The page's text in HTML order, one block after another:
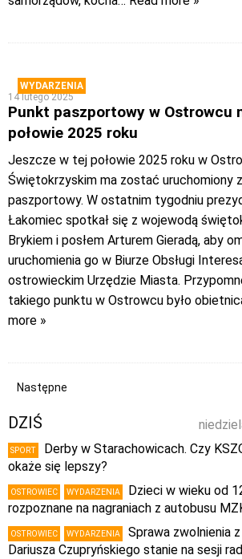
WYDARZENIA
14 lutego 2025
Punkt paszportowy w Ostrowcu
połowie 2025 roku
Jeszcze w tej połowie 2025 roku w
Świętokrzyskim ma zostać uruchomiony
paszportowy. W ostatnim tygodniu
Łakomiec spotkał się z wojewodą
Brykiem i posłem Arturem Gieradą, aby
uruchomienia go w Biurze Obsługi
ostrowieckim Urzędzie Miasta.
takiego punktu w Ostrowcu było
more »
Następne
DZIŚ
SPORT
Derby w Starachowicach. Czy
okaże się lepszy?
OSTROWIEC WYDARZENIA
Dzieci w wieku od
rozpoznane na nagraniach z autobusu
OSTROWIEC WYDARZENIA
Sprawa zwolnienia
Dariusza Czupryńskiego stanie na sesji